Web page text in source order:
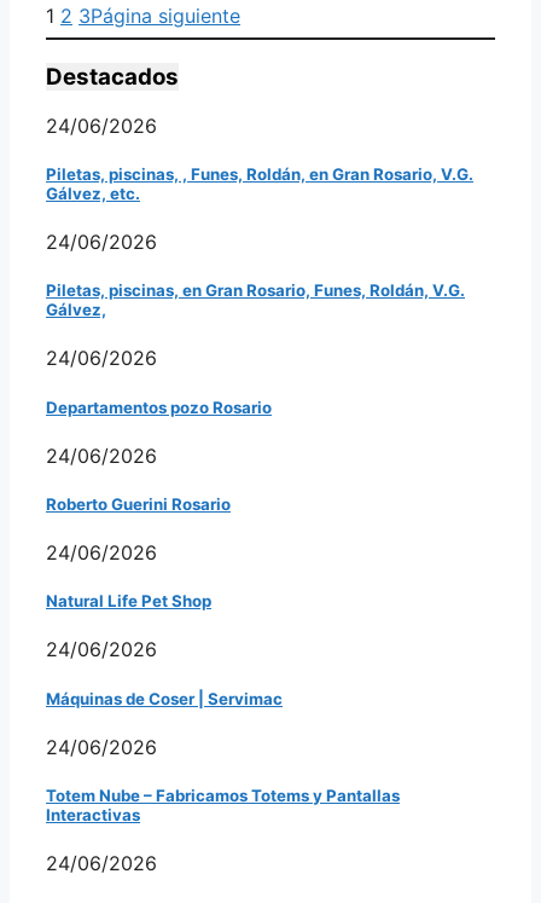
1 2 3Página siguiente
Destacados
24/06/2026
Piletas, piscinas, , Funes, Roldán, en Gran Rosario, V.G.
Gálvez, etc.
24/06/2026
Piletas, piscinas, en Gran Rosario, Funes, Roldán, V.G.
Gálvez,
24/06/2026
Departamentos pozo Rosario
24/06/2026
Roberto Guerini Rosario
24/06/2026
Natural Life Pet Shop
24/06/2026
Máquinas de Coser | Servimac
24/06/2026
Totem Nube – Fabricamos Totems y Pantallas
Interactivas
24/06/2026